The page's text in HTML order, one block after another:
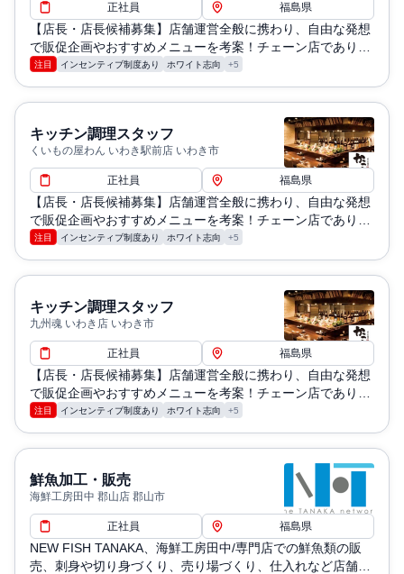
正社員 福島県
【店長・店長候補募集】店舗運営全般に携わり、自由な発想
で販促企画やおすすめメニューを考案！チェーン店でありな
がら個性を活かせるチャンスです。
注目 インセンティブ制度あり ホワイト志向 +5
キッチン調理スタッフ
くいもの屋わん いわき駅前店 いわき市
正社員 福島県
【店長・店長候補募集】店舗運営全般に携わり、自由な発想
で販促企画やおすすめメニューを考案！チェーン店でありな
がら個性を活かせるチャンスです。
注目 インセンティブ制度あり ホワイト志向 +5
キッチン調理スタッフ
九州魂 いわき店 いわき市
正社員 福島県
【店長・店長候補募集】店舗運営全般に携わり、自由な発想
で販促企画やおすすめメニューを考案！チェーン店でありな
がら個性を活かせるチャンスです。
注目 インセンティブ制度あり ホワイト志向 +5
鮮魚加工・販売
海鮮⼯房⽥中 郡山店 郡山市
正社員 福島県
NEW FISH TANAKA、海鮮工房田中/専門店での鮮魚類の販
売、刺身や切り身づくり、売り場づくり、仕入れなど店舗運